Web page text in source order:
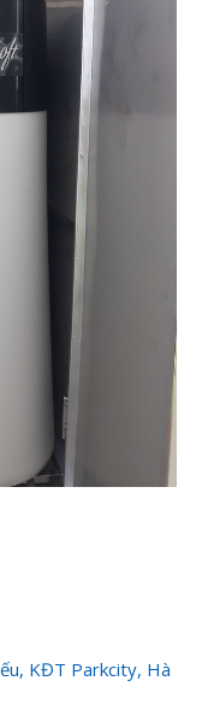
KĐT Parkcity, Hà